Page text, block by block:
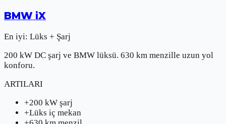
BMW iX
En iyi: Lüks + Şarj
200 kW DC şarj ve BMW lüksü. 630 km menzille uzun yol
konforu.
ARTILARI
+200 kW şarj
+Lüks iç mekan